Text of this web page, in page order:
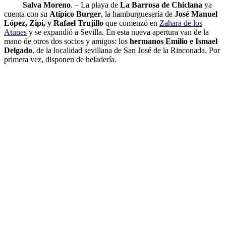
Salva Moreno. – La playa de La Barrosa de Chiclana ya
cuenta con su Atípico Burger, la hamburguesería de José Manuel
López, Zipi, y Rafael Trujillo que comenzó en Zahara de los
Atunes y se expandió a Sevilla. En esta nueva apertura van de la
mano de otros dos socios y amigos: los hermanos Emilio e Ismael
Delgado, de la localidad sevillana de San José de la Rinconada. Por
primera vez, disponen de heladería.